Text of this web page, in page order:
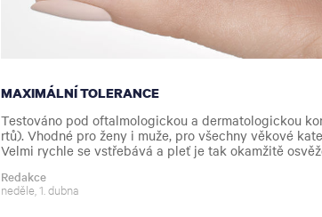
MAXIMÁLNÍ TOLERANCE
Testováno pod oftalmologickou a dermatologickou
rtů). Vhodné pro ženy i muže, pro všechny věkové
Velmi rychle se vstřebává a pleť je tak okamžitě
Redakce
neděle, 1. dubna